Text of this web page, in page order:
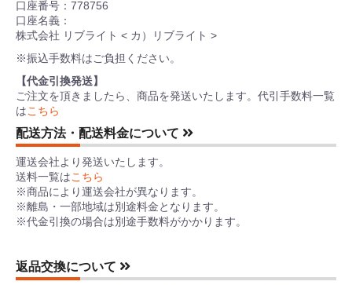
口座番号：778756
口座名義：
株式会社 リブライト < カ）リブライト >
※振込手数料はご負担ください。
【代金引換発送】
ご注文を頂きましたら、商品を発送いたします。代引手数料一覧
はこちら
配送方法・配送料金について
運送会社より発送いたします。
送料一覧はこちら
※商品により運送会社が異なります。
※離島・一部地域は別途料金となります。
※代金引換の場合は別途手数料がかかります。
返品交換について